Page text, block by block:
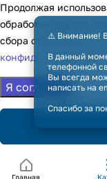
Главная
⚠️ Внимание!
В данный
телефонной
Вы всегда
написать на
Спасибо за
Продолжая
обработку файлов
сбора статистики в
конфиденциальности
Я согласен